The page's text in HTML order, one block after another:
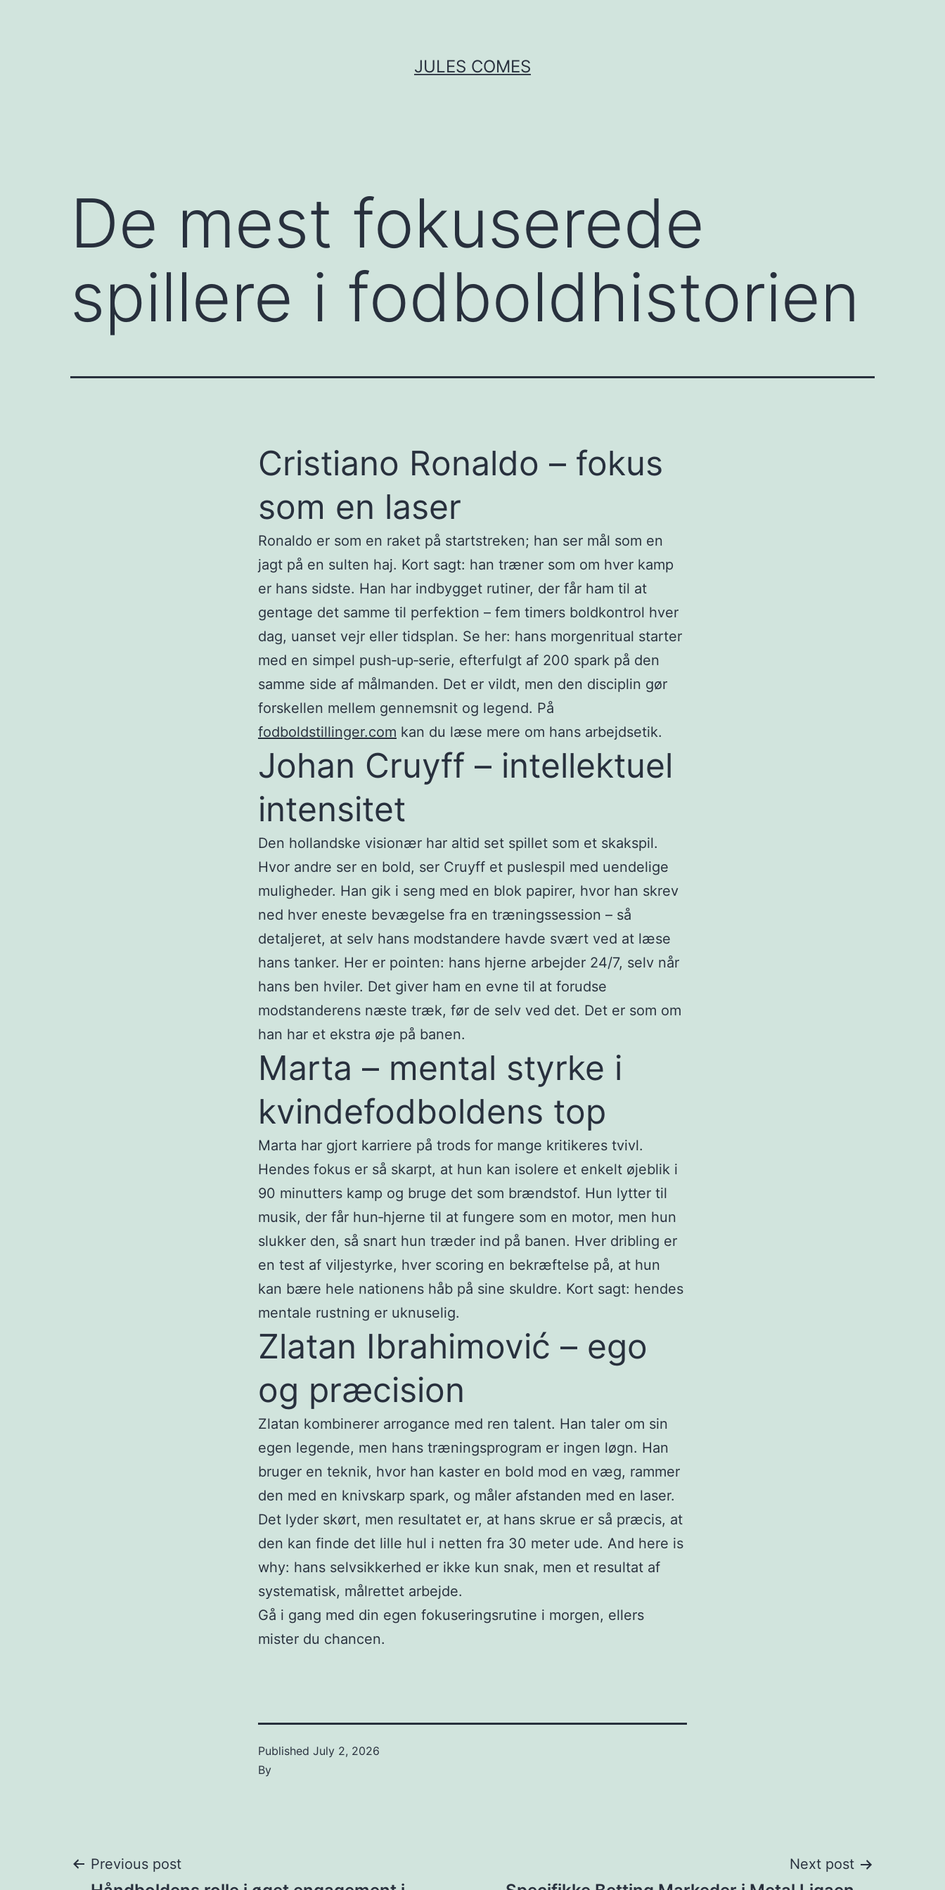
JULES COMES
De mest fokuserede
spillere i fodboldhistorien
Cristiano Ronaldo – fokus
som en laser
Ronaldo er som en raket på startstreken; han ser mål som en
jagt på en sulten haj. Kort sagt: han træner som om hver kamp
er hans sidste. Han har indbygget rutiner, der får ham til at
gentage det samme til perfektion – fem timers boldkontrol hver
dag, uanset vejr eller tidsplan. Se her: hans morgenritual starter
med en simpel push‑up‑serie, efterfulgt af 200 spark på den
samme side af målmanden. Det er vildt, men den disciplin gør
forskellen mellem gennemsnit og legend. På
fodboldstillinger.com kan du læse mere om hans arbejdsetik.
Johan Cruyff – intellektuel
intensitet
Den hollandske visionær har altid set spillet som et skakspil.
Hvor andre ser en bold, ser Cruyff et puslespil med uendelige
muligheder. Han gik i seng med en blok papirer, hvor han skrev
ned hver eneste bevægelse fra en træningssession – så
detaljeret, at selv hans modstandere havde svært ved at læse
hans tanker. Her er pointen: hans hjerne arbejder 24/7, selv når
hans ben hviler. Det giver ham en evne til at forudse
modstanderens næste træk, før de selv ved det. Det er som om
han har et ekstra øje på banen.
Marta – mental styrke i
kvindefodboldens top
Marta har gjort karriere på trods for mange kritikeres tvivl.
Hendes fokus er så skarpt, at hun kan isolere et enkelt øjeblik i
90 minutters kamp og bruge det som brændstof. Hun lytter til
musik, der får hun‑hjerne til at fungere som en motor, men hun
slukker den, så snart hun træder ind på banen. Hver dribling er
en test af viljestyrke, hver scoring en bekræftelse på, at hun
kan bære hele nationens håb på sine skuldre. Kort sagt: hendes
mentale rustning er uknuselig.
Zlatan Ibrahimović – ego
og præcision
Zlatan kombinerer arrogance med ren talent. Han taler om sin
egen legende, men hans træningsprogram er ingen løgn. Han
bruger en teknik, hvor han kaster en bold mod en væg, rammer
den med en knivskarp spark, og måler afstanden med en laser.
Det lyder skørt, men resultatet er, at hans skrue er så præcis, at
den kan finde det lille hul i netten fra 30 meter ude. And here is
why: hans selvsikkerhed er ikke kun snak, men et resultat af
systematisk, målrettet arbejde.
Gå i gang med din egen fokuseringsrutine i morgen, ellers
mister du chancen.
Published July 2, 2026
By
Post
Previous post Next post